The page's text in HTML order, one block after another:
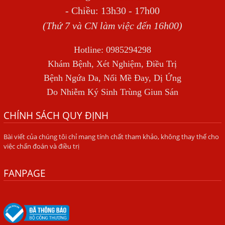
Địa Chỉ Điều Trị Bệnh Sán Dây Uy Tín Tại Hà Nội
TỔNG QUAN VỀ NHIỄM GIUN LƯƠN
Đầu Hàng Vì Trị Nhiều Lần Không Khỏi
NHIỄM TRÙNG NÃO DO AMIP, VIÊM MÀNG NÃO DO AMIP
NGUYÊN PHÁT
Trị Bệnh Hôi Miệng Do Nhiễm Ký Sinh Trùng Giun Sán
Có Nên Quá Lo Lắng Khi Bị Ngứa Kéo Dài Do Nhiễm Giun
Đũa Chó Mèo?
Viêm Da Dị Ứng Kéo Dài Tôi Chỉ Mong Tìm Được Nguyên
Mẩn Ngứa Da Do Giun Sán Cách Phát Hiện Nhiễm Sán
- Chiều: 13h30 - 17h00
(Thứ 7 và CN làm việc đến 16h00)
Hotline: 0985294298
Khám Bệnh, Xét Nghiệm, Điều Trị
Bệnh Ngứa Da, Nổi Mề Đay, Dị Ứng
Do Nhiễm Ký Sinh Trùng Giun Sán
CHÍNH SÁCH QUY ĐỊNH
Bài viết của chúng tôi chỉ mang tính chất tham khảo, không thay thế cho
việc chẩn đoán và điều trị
FANPAGE